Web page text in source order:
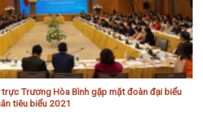
Trương Hòa Bình gặp mặt đoàn đại biểu
tiêu biểu 2021